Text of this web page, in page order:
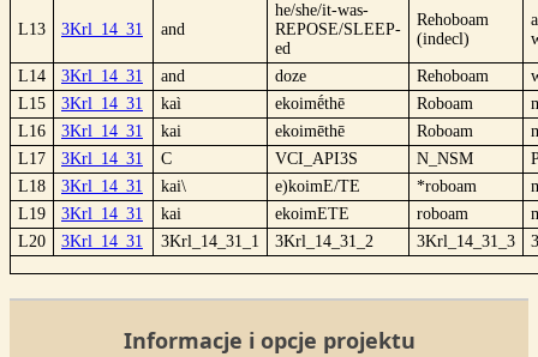
L13 3Krl_14_31 and
he/she/it-was-
REPOSE/SLEEP-
ed
Rehoboam
(indecl)
L14 3Krl_14_31 and doze Rehoboam
L15
3Krl_14_31 kaì ekoimḗthē Roboam
L16
3Krl_14_31 kai ekoimēthē Roboam
L17
3Krl_14_31 C VCI_API3S N_NSM
L18
3Krl_14_31 kai\ e)koimE/TE *roboam
L19
3Krl_14_31 kai ekoimETE roboam
L20
3Krl_14_31 3Krl_14_31_1 3Krl_14_31_2 3Krl_14_31_3
Informacje i opcje projektu